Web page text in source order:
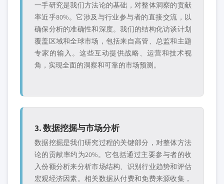
一手研究是我们方法论的基础，对整体洞察的贡献
率近乎80%。它涉及与行业参与者的直接交流，以
确保分析的准确性和深度。我们的结构化访谈计划
覆盖区域和全球市场，包括来自高管、总监和主题
专家的输入。这些互动提供战略、运营和技术视
角，实现全面的洞察和可靠的市场预测。
3. 数据挖掘与市场分析
数据挖掘是我们研究过程的关键部分，对整体方法
论的贡献率约为20%。它包括通过主要参与者的收
入份额分析来分析市场结构、识别行业趋势和评估
宏观经济因素。相关数据从付费和免费来源收集，